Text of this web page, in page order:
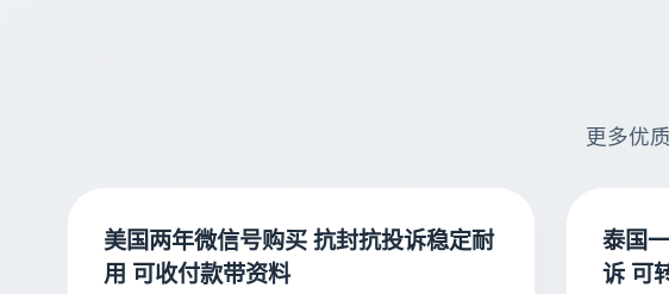
更多优
美国两年微信号购买 抗封抗投诉稳定耐
用 可收付款带资料
泰国
诉 可